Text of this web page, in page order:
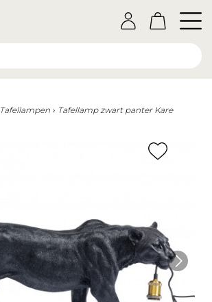
Tafellampen
Tafellamp zwart panter Kare